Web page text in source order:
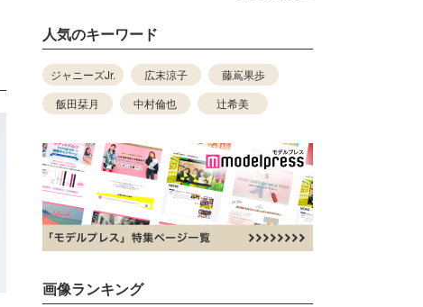
人気のキーワード
ジャニーズJr. 広末涼子
藤嶌果歩
飯田栞月
中村倫也 辻希美
画像ランキング